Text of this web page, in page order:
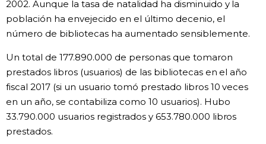
Avisos
2002. Aunque la tasa de natalidad ha disminuido y la
población ha envejecido en el último decenio, el
número de bibliotecas ha aumentado sensiblemente.
Un total de 177.890.000 de personas que tomaron
prestados libros (usuarios) de las bibliotecas en el año
fiscal 2017 (si un usuario tomó prestado libros 10 veces
en un año, se contabiliza como 10 usuarios). Hubo
33.790.000 usuarios registrados y 653.780.000 libros
prestados.